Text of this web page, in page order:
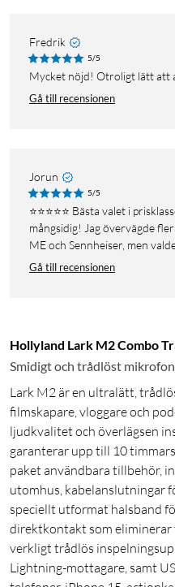
Fredrik
5/5
Mycket nöjd! Otroligt lätt
Gå till recensionen
Jorun
5/5
⭐️⭐️⭐️⭐️⭐️ Bästa valet i prisklassen – superlätt, diskret och
mångsidig! Jag övervägde
ME och Sennheiser, men
Gå till recensionen
Hollyland Lark M2 Combo
Smidigt och trådlöst
Lark M2 är en ultralätt,
filmskapare, vloggare och
ljudkvalitet och överlägsen
garanterar upp till 10
paket användbara tillbehör,
utomhus, kabelanslutningar
speciellt utformat halsband
direktkontakt som eliminerar
verkligt trådlös
Lightning-mottagare, samt